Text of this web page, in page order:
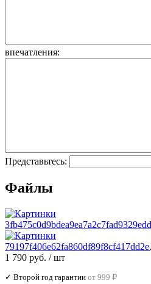
впечатления:
Представьтесь:
Файлы
1 790 руб. / шт
✓ Второй год гарантии от 999 ₽